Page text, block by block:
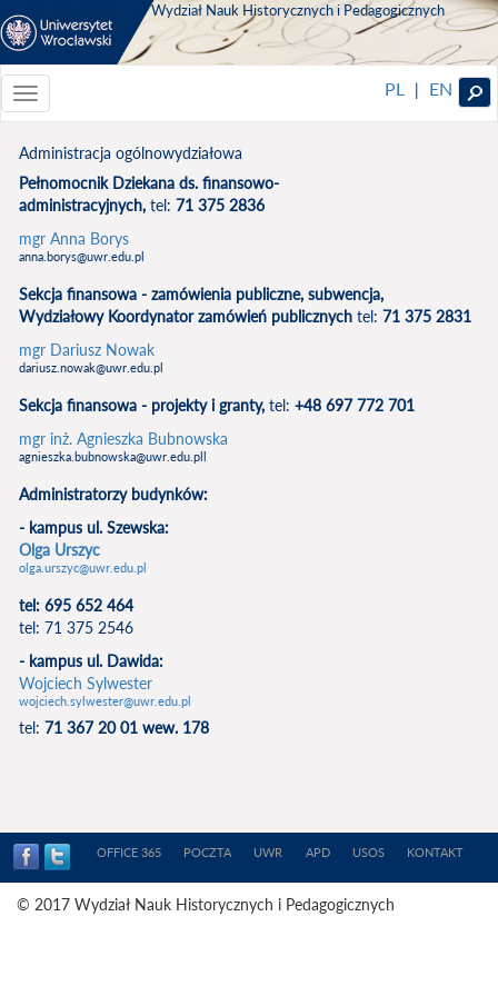
Wydział Nauk Historycznych i Pedagogicznych
Toggle
navigationToggle
PL | EN
Administracja ogólnowydziałowa
Pełnomocnik Dziekana ds. finansowo-
administracyjnych, tel: 71 375 2836
mgr Anna Borys
anna.borys@uwr.edu.pl
Sekcja finansowa - zamówienia publiczne, subwencja,
Wydziałowy Koordynator zamówień publicznych tel: 71 375 2831
mgr Dariusz Nowak
dariusz.nowak@uwr.edu.pl
Sekcja finansowa - projekty i granty, tel: +48 697 772 701
mgr inż. Agnieszka Bubnowska
agnieszka.bubnowska@uwr.edu.pll
Administratorzy budynków:
- kampus ul. Szewska:
Olga Urszyc
olga.urszyc@uwr.edu.pl
tel: 695 652 464
tel: 71 375 2546
- kampus ul. Dawida:
Wojciech Sylwester
wojciech.sylwester@uwr.edu.pl
tel: 71 367 20 01 wew. 178
OFFICE 365 POCZTA UWR APD USOS KONTAKT
© 2017 Wydział Nauk Historycznych i Pedagogicznych